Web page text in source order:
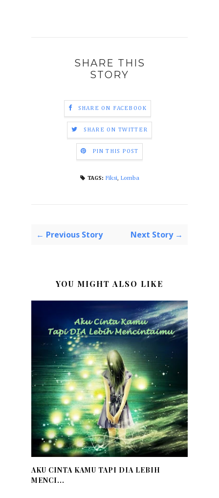
SHARE THIS
STORY
SHARE ON FACEBOOK
SHARE ON TWITTER
PIN THIS POST
TAGS: Fiksi, Lomba
← Previous Story Next Story →
YOU MIGHT ALSO LIKE
AKU CINTA KAMU TAPI DIA LEBIH
MENCI...